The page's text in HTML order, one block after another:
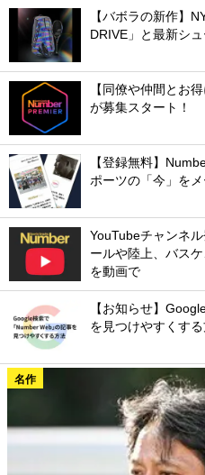
【バボラの新作】
DRIVE」と最新シ
【同僚や仲間とお
が募集スタート！
【登録無料】
ポーツの「今」をメ
YouTubeチャンネ
ールや陸上、バス
を動画で
【お知らせ】
を見つけやすくす
名作